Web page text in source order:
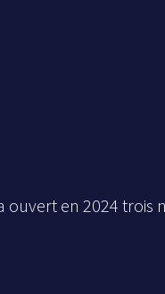
ouvert en 2024 trois